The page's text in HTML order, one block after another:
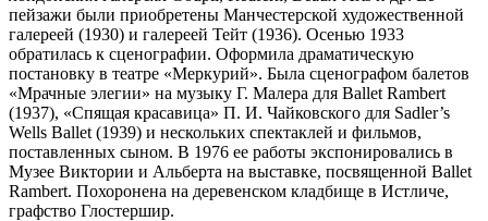
пейзажи были приобретены Манчестерской художественной
галереей (1930) и галереей Тейт (1936). Осенью 1933
обратилась к сценографии. Оформила драматическую
постановку в театре «Меркурий». Была сценографом балетов
«Мрачные элегии» на музыку Г. Малера для Ballet Rambert
(1937), «Спящая красавица» П. И. Чайковского для Sadler’s
Wells Ballet (1939) и нескольких спектаклей и фильмов,
поставленных сыном. В 1976 ее работы экспонировались в
Музее Виктории и Альберта на выставке, посвященной Ballet
Rambert. Похоронена на деревенском кладбище в Истличе,
графство Глостершир.